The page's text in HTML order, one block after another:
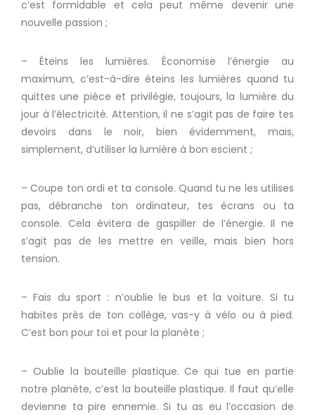
c’est formidable et cela peut même devenir une
nouvelle passion ;
– Éteins les lumières. Économise l’énergie au
maximum, c’est-à-dire éteins les lumières quand tu
quittes une pièce et privilégie, toujours, la lumière du
jour à l’électricité. Attention, il ne s’agit pas de faire tes
devoirs dans le noir, bien évidemment, mais,
simplement, d’utiliser la lumière à bon escient ;
– Coupe ton ordi et ta console. Quand tu ne les utilises
pas, débranche ton ordinateur, tes écrans ou ta
console. Cela évitera de gaspiller de l’énergie. Il ne
s’agit pas de les mettre en veille, mais bien hors
tension.
– Fais du sport : n’oublie le bus et la voiture. Si tu
habites près de ton collège, vas-y à vélo ou à pied.
C’est bon pour toi et pour la planète ;
– Oublie la bouteille plastique. Ce qui tue en partie
notre planète, c’est la bouteille plastique. Il faut qu’elle
devienne ta pire ennemie. Si tu as eu l’occasion de